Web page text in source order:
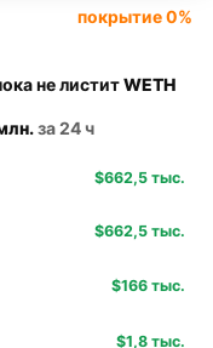
покрытие 0%
не листитWETH
за 24 ч
$662,5 тыс.
$662,5 тыс.
$166 тыс.
$1,8 тыс.